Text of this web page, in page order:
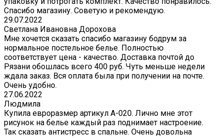
Спасибо магазину. Советую и рекомендую.
29.07.2022
Светлана Ивановна Дорохова
Мне хочется сказать спасибо магазину бодрум за
нормальное постельное белье. Полностью
соответствует цена - качество. Доставка почтой до
Рязани обошлась всего 400 руб. Чуть меньше недели
ждала заказ. Вся оплата была при получении на почте.
Очень удобно.
27.06.2022
Людмила
Купила евроразмер артикул А-020. Лично мне этот
рисунок на белье каждый раз поднимает настроение.
Так сказать антистресс в спальне. Очень довольна